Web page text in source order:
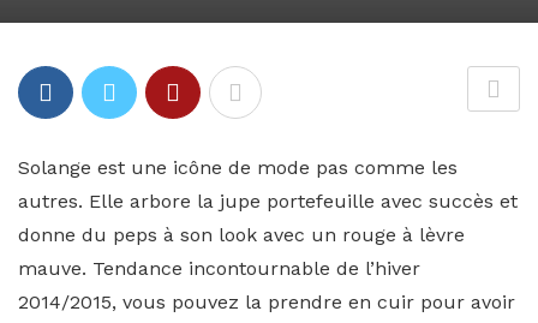
Solange est une icône de mode pas comme les
autres. Elle arbore la jupe portefeuille avec succès et
donne du peps à son look avec un rouge à lèvre
mauve. Tendance incontournable de l’hiver
2014/2015, vous pouvez la prendre en cuir pour avoir